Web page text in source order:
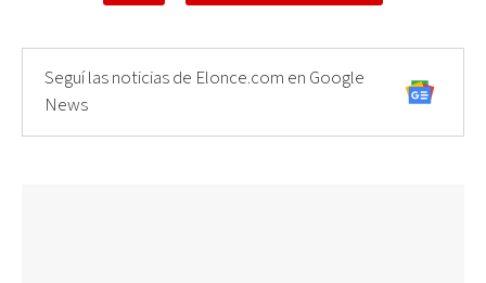
Seguí las noticias de Elonce.com en Google
News